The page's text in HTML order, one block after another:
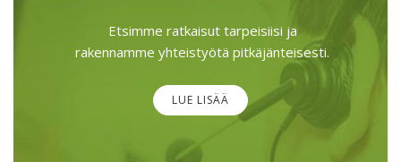
Etsimme ratkaisut tarpeisiisi ja
rakennamme yhteistyötä pitkäjänteisesti.
LUE LISÄÄ